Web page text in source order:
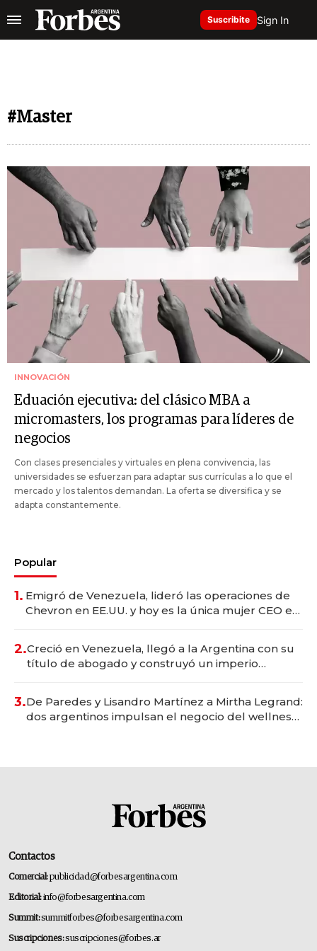
Suscribite Sign In
#Master
INNOVACIÓN
Eduación ejecutiva: del clásico MBA a
micromasters, los programas para líderes de
negocios
Con clases presenciales y virtuales en plena convivencia, las
universidades se esfuerzan para adaptar sus currículas a lo que el
mercado y los talentos demandan. La oferta se diversifica y se
adapta constantemente.
Popular
1. Emigró de Venezuela, lideró las operaciones de
Chevron en EE.UU. y hoy es la única mujer CEO en
2.Creció en Venezuela, llegó a la Argentina con su
título de abogado y construyó un imperio
3.De Paredes y Lisandro Martínez a Mirtha Legrand:
dos argentinos impulsan el negocio del wellness
Contactos
Comercial:publicidad@forbesargentina.com
Editorial:info@forbesargentina.com
Summit:summitforbes@forbesargentina.com
Suscripciones:suscripciones@forbes.ar